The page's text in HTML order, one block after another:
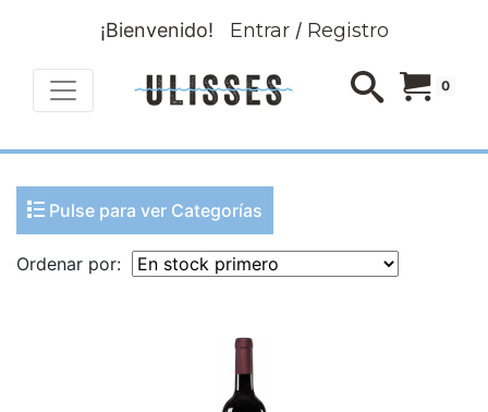
¡Bienvenido! Entrar/ Registro
0
Pulse para ver Categorías
Ordenar por: